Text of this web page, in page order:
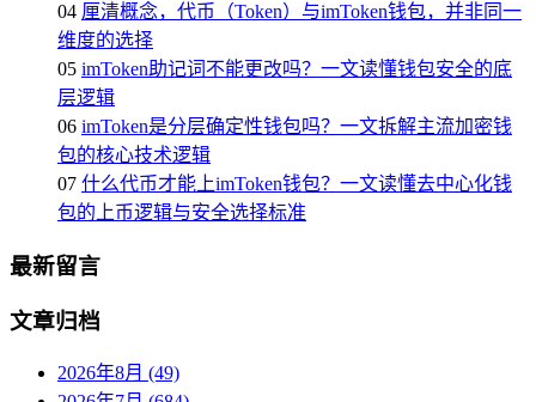
04 厘清概念，代币（Token）与imToken钱包，并非同一
维度的选择
05 imToken助记词不能更改吗？一文读懂钱包安全的底
层逻辑
06 imToken是分层确定性钱包吗？一文拆解主流加密钱
包的核心技术逻辑
07 什么代币才能上imToken钱包？一文读懂去中心化钱
包的上币逻辑与安全选择标准
最新留言
文章归档
2026年8月 (49)